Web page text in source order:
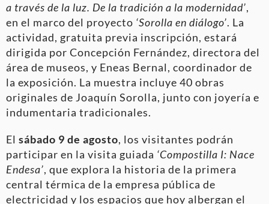
a través de la luz. De la tradición a la modernidad’,
en el marco del proyecto ‘Sorolla en diálogo’. La
actividad, gratuita previa inscripción, estará
dirigida por Concepción Fernández, directora del
área de museos, y Eneas Bernal, coordinador de
la exposición. La muestra incluye 40 obras
originales de Joaquín Sorolla, junto con joyería e
indumentaria tradicionales.
El sábado 9 de agosto, los visitantes podrán
participar en la visita guiada ‘Compostilla I: Nace
Endesa’, que explora la historia de la primera
central térmica de la empresa pública de
electricidad y los espacios que hoy albergan el